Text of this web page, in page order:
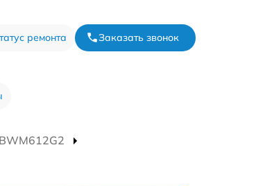
ремонта Заказать звонок